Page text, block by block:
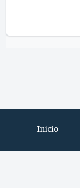
Inicio